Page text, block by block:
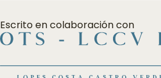
Escrito en colaboración con